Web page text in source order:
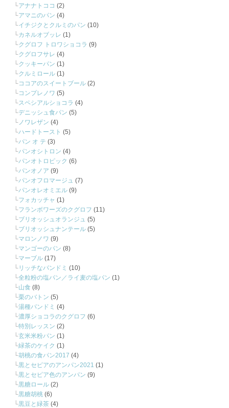
アナナトココ (2)
アマニのパン (4)
イチジクとクルミのパン (10)
カネルオブッレ (1)
クグロフ トロワショコラ (9)
クグロフサレ (4)
クッキーパン (1)
クルミロール (1)
ココアのスイートブール (2)
コンプレノワ (5)
スペシアルショコラ (4)
デニッシュ食パン (5)
ノワレザン (4)
ハードトースト (5)
パン オ テ (3)
パンオシトロン (4)
パンオトロピック (6)
パンオノア (9)
パンオフロマージュ (7)
パンオレオミエル (9)
フォカッチャ (1)
フランボワーズのクグロフ (11)
ブリオッシュオランジュ (5)
ブリオッシュナンテール (5)
マロンノワ (9)
マンゴーのパン (8)
マーブル (17)
リッチなパンドミ (10)
全粒粉の塩パン／ライ麦の塩パン (1)
山食 (8)
栗のバトン (5)
湯種パンドミ (4)
濃厚ショコラのクグロフ (6)
特別レッスン (2)
玄米米粉パン (1)
緑茶のケイク (1)
胡桃の食パン2017 (4)
黒とセピアのアンパン2021 (1)
黒とセピア色のアンパン (9)
黒糖ロール (2)
黒糖胡桃 (6)
黒豆と緑茶 (4)